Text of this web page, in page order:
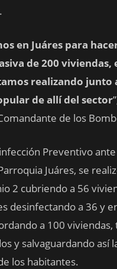
en Juáres para
de 200 viviendas,
realizando junto
de allí del sector
de los
Preventivo
Juáres, se
2 cubriendo a 56
desinfectando a 36 y
a 100
y salvaguardando así
los habitantes.